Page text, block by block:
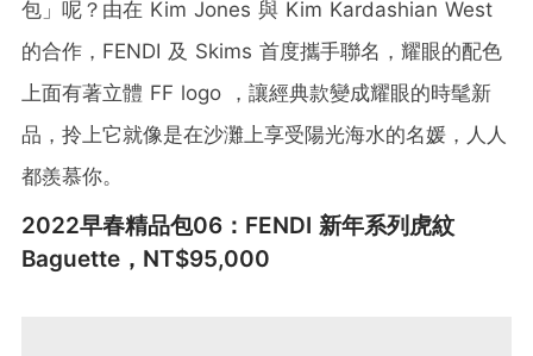
包」呢？由在 Kim Jones 與 Kim Kardashian West
的合作，FENDI 及 Skims 首度攜手聯名，耀眼的配色
上面有著立體 FF logo ，讓經典款變成耀眼的時髦新
品，拎上它就像是在沙灘上享受陽光海水的名媛，人人
都羨慕你。
2022早春精品包06：FENDI 新年系列虎紋
Baguette，NT$95,000